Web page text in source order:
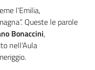
l’Emilia,
Queste le parole
Bonaccini,
nell’Aula